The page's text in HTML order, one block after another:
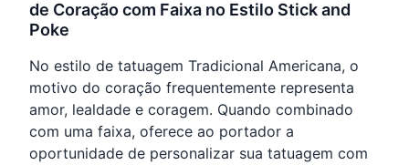
de Coração com Faixa no Estilo Stick and
Poke
No estilo de tatuagem Tradicional Americana, o
motivo do coração frequentemente representa
amor, lealdade e coragem. Quando combinado
com uma faixa, oferece ao portador a
oportunidade de personalizar sua tatuagem com